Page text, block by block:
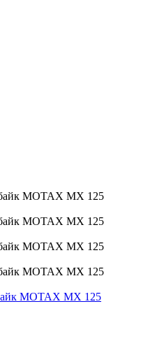
MOTAX MX 125